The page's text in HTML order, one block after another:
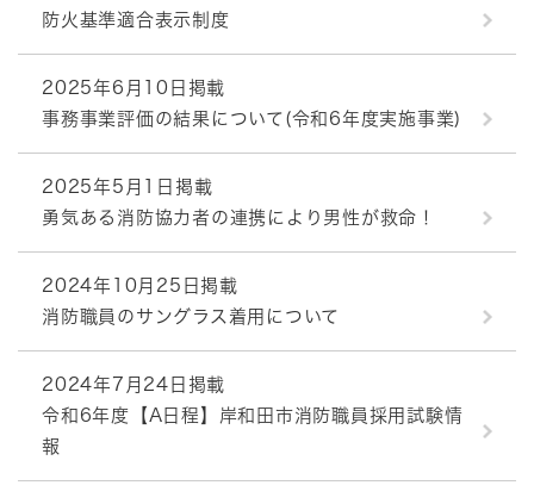
防火基準適合表示制度
2025年6月10日掲載
事務事業評価の結果について(令和6年度実施事業)
2025年5月1日掲載
勇気ある消防協力者の連携により男性が救命！
2024年10月25日掲載
消防職員のサングラス着用について
2024年7月24日掲載
令和6年度【A日程】岸和田市消防職員採用試験情
報